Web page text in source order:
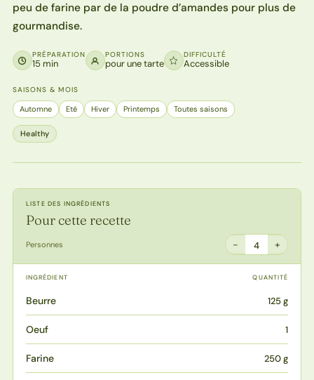
peu de farine par de la poudre d’amandes pour plus de
gourmandise.
PRÉPARATION
15 min
PORTIONS
pour une tarte
DIFFICULTÉ
Accessible
SAISONS & MOIS
Automne Eté Hiver Printemps Toutes saisons
Healthy
LISTE DES INGRÉDIENTS
Pour cette recette
Personnes − 4 +
INGRÉDIENT QUANTITÉ
Beurre 125 g
Oeuf 1
Farine 250 g